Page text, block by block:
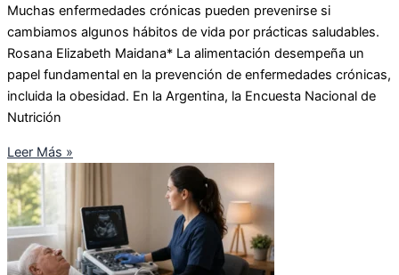
Muchas enfermedades crónicas pueden prevenirse si
cambiamos algunos hábitos de vida por prácticas saludables.
Rosana Elizabeth Maidana* La alimentación desempeña un
papel fundamental en la prevención de enfermedades crónicas,
incluida la obesidad. En la Argentina, la Encuesta Nacional de
Nutrición
Leer Más »